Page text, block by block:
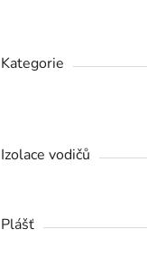
Kategorie
Izolace vodičů
Plášť